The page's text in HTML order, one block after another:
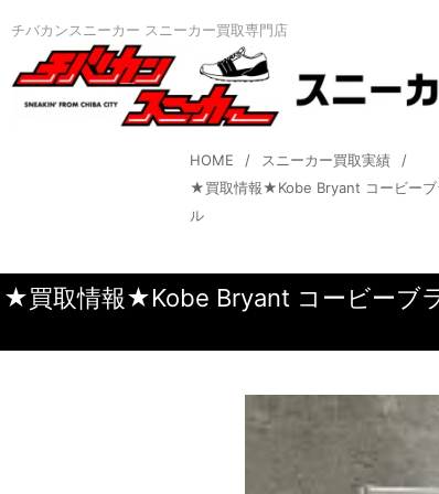
チバカンスニーカー スニーカー買取専門店
HOME
スニーカー買取実績
★買取情報★Kobe Bryant コービーブ
ル
★買取情報★Kobe Bryant コービーブ